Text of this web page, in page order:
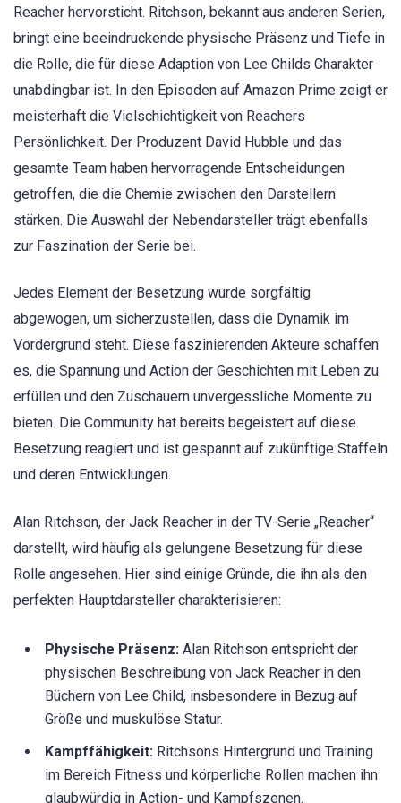
Reacher hervorsticht. Ritchson, bekannt aus anderen Serien,
bringt eine beeindruckende physische Präsenz und Tiefe in
die Rolle, die für diese Adaption von Lee Childs Charakter
unabdingbar ist. In den Episoden auf Amazon Prime zeigt er
meisterhaft die Vielschichtigkeit von Reachers
Persönlichkeit. Der Produzent David Hubble und das
gesamte Team haben hervorragende Entscheidungen
getroffen, die die Chemie zwischen den Darstellern
stärken. Die Auswahl der Nebendarsteller trägt ebenfalls
zur Faszination der Serie bei.
Jedes Element der Besetzung wurde sorgfältig
abgewogen, um sicherzustellen, dass die Dynamik im
Vordergrund steht. Diese faszinierenden Akteure schaffen
es, die Spannung und Action der Geschichten mit Leben zu
erfüllen und den Zuschauern unvergessliche Momente zu
bieten. Die Community hat bereits begeistert auf diese
Besetzung reagiert und ist gespannt auf zukünftige Staffeln
und deren Entwicklungen.
Alan Ritchson, der Jack Reacher in der TV-Serie „Reacher“
darstellt, wird häufig als gelungene Besetzung für diese
Rolle angesehen. Hier sind einige Gründe, die ihn als den
perfekten Hauptdarsteller charakterisieren:
Physische Präsenz: Alan Ritchson entspricht der
physischen Beschreibung von Jack Reacher in den
Büchern von Lee Child, insbesondere in Bezug auf
Größe und muskulöse Statur.
Kampffähigkeit: Ritchsons Hintergrund und Training
im Bereich Fitness und körperliche Rollen machen ihn
glaubwürdig in Action- und Kampfszenen.